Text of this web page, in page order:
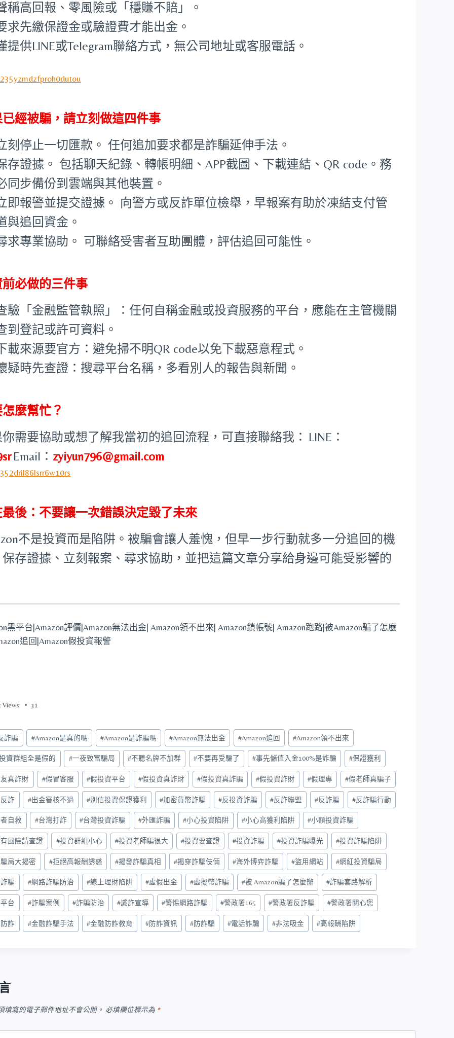
稱高回報、零風險或「穩賺不賠」。
求先繳保證金或驗證費才能出金。
提供LINE或Telegram聯絡方式，無公司地址或客服電話。
經被騙，請立刻做這四件事
刻停止一切匯款。 任何追加要求都是詐騙延伸手法。
存證據。 包括聊天紀錄、轉帳明細、APP截圖、下載連結、QR code。務
同步備份到雲端與其他裝置。
即報警並提交證據。 向警方或反詐單位檢舉，早報案有助於凍結支付管
與追回資金。
求專業協助。 可聯絡受害者互助團體，評估追回可能性。
必做的三件事
驗「金融監管執照」：任何自稱金融或投資服務的平台，應能在主管機關
到登記或許可資料。
載來源要官方：避免掃不明QR code以免下載惡意程式。
疑時先查證：搜尋平台名稱，多看別人的報告與新聞。
麼幫忙？
需要協助或想了解我當初的追回流程，可直接聯絡我： LINE：
Email： zyiyun796@gmail.com
後：不要讓一次錯誤決定毀了未來
不是投資而是陷阱。被騙會讓人羞愧，但早一步行動就多一分追回的機
存證據、立刻報案、尋求協助，並把這篇文章分享給身邊可能受影響的
黑平台|Amazon評價|Amazon無法出金| Amazon領不出來| Amazon鎖帳號| Amazon跑路|被Amazon騙了怎麼
追回|Amazon假投資報警
Views: 31
詐騙 #Amazon是真的嗎 #Amazon是詐騙嗎 #Amazon無法出金 #Amazon追回 #Amazon領不出來
資群組全是假的 #一夜致富騙局 #不聽名牌不加群 #不要再受騙了 #事先儲值入金100%是詐騙 #保證獲利
真詐財 #假冒客服 #假投資平台 #假投資真詐財 #假投資真詐騙 #假投資詐財 #假理專 #假老師真騙子
詐 #出金審核不過 #別信投資保證獲利 #加密貨幣詐騙 #反投資詐騙 #反詐聯盟 #反詐騙 #反詐騙行動
自救 #台灣打詐 #台灣投資詐騙 #外匯詐騙 #小心投資陷阱 #小心高獲利陷阱 #小額投資詐騙
風險請查證 #投資群組小心 #投資老師騙很大 #投資要查證 #投資詐騙 #投資詐騙曝光 #投資詐騙陷阱
局大揭密 #拒絕高報酬誘惑 #揭發詐騙真相 #揭穿詐騙伎倆 #海外博弈詐騙 #盜用網站 #網紅投資騙局
騙 #網路詐騙防治 #線上理財陷阱 #虛假出金 #虛擬幣詐騙 #被 Amazon騙了怎麼辦 #詐騙套路解析
台 #詐騙案例 #詐騙防治 #識詐宣導 #警惕網路詐騙 #警政署165 #警政署反詐騙 #警政署關心您
詐 #金融詐騙手法 #金融防詐教育 #防詐資訊 #防詐騙 #電話詐騙 #非法吸金 #高報酬陷阱
填寫的電子郵件地址不會公開。 必填欄位標示為 *